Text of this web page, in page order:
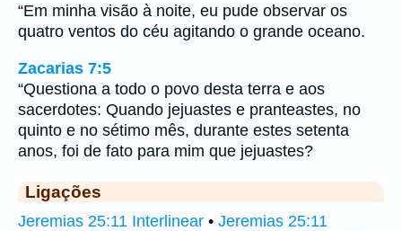
“Em minha visão à noite, eu pude observar os
quatro ventos do céu agitando o grande oceano.
Zacarias 7:5
“Questiona a todo o povo desta terra e aos
sacerdotes: Quando jejuastes e pranteastes, no
quinto e no sétimo mês, durante estes setenta
anos, foi de fato para mim que jejuastes?
Ligações
Jeremias 25:11 Interlinear • Jeremias 25:11